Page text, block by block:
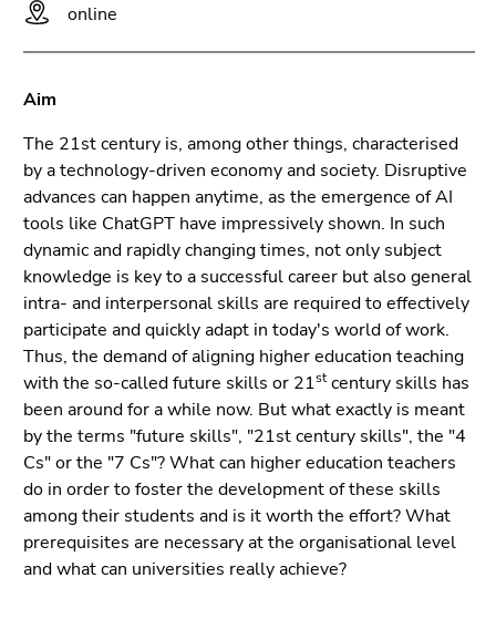
Sie diesen
Link.
Zum
Inhalt
(Zugriffstaste
1)
Zur
Positionsanzeige
(Zugriffstaste
2)
Zur
Hauptnavigation
(Zugriffstaste
Zur
Unternavigation
(Zugriffstaste
den
online
Aim
The 21st century is, among other things, characterised
by a technology-driven economy and society. Disruptive
advances can happen anytime, as the emergence of AI
tools like ChatGPT have impressively shown. In such
dynamic and rapidly changing times, not only subject
knowledge is key to a successful career but also general
intra- and interpersonal skills are required to effectively
participate and quickly adapt in today's world of work.
Thus, the demand of aligning higher education teaching
with the so-called future skills or 21stcentury skills has
been around for a while now. But what exactly is meant
by the terms "future skills", "21st century skills", the "4
Cs" or the "7 Cs"? What can higher education teachers
do in order to foster the development of these skills
among their students and is it worth the effort? What
prerequisites are necessary at the organisational level
and what can universities really achieve?